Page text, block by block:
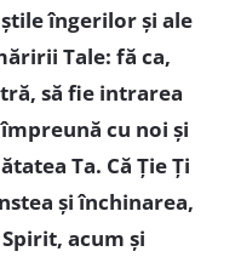
îngerilor și ale
Tale: fă ca,
să fie intrarea
cu noi și
Ta. Că Ție Ți
și închinarea,
acum și